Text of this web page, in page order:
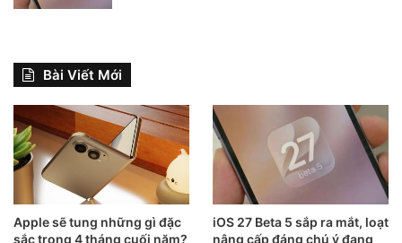
Bài Viết Mới
Apple sẽ tung những gì đặc
sắc trong 4 tháng cuối năm?
iOS 27 Beta 5 sắp ra mắt, loạt
nâng cấp đáng chú ý đang